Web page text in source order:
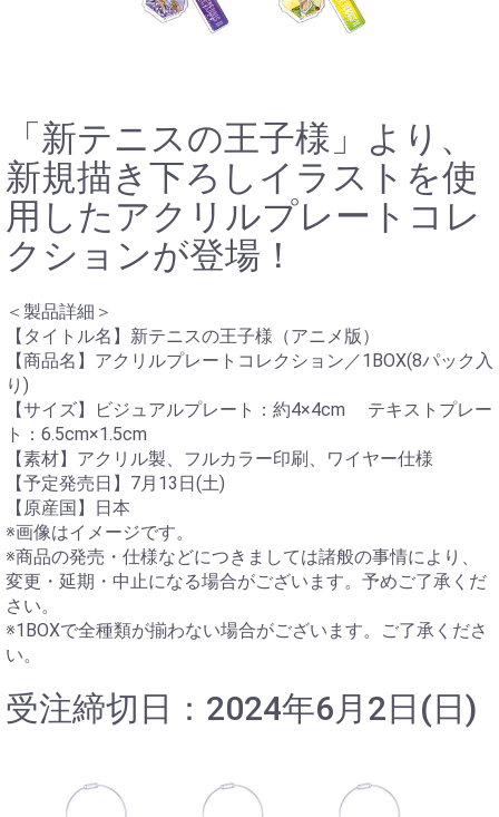
「新テニスの王子様」より、
新規描き下ろしイラストを使
用したアクリルプレートコレ
クションが登場！
＜製品詳細＞
【タイトル名】新テニスの王子様（アニメ版）
【商品名】アクリルプレートコレクション／1BOX(8パック入
り)
【サイズ】ビジュアルプレート：約4×4cm テキストプレー
ト：6.5cm×1.5cm
【素材】アクリル製、フルカラー印刷、ワイヤー仕様
【予定発売日】7月13日(土)
【原産国】日本
※画像はイメージです。
※商品の発売・仕様などにつきましては諸般の事情により、
変更・延期・中止になる場合がございます。予めご了承くだ
さい。
※1BOXで全種類が揃わない場合がございます。ご了承くださ
い。
受注締切日：2024年6月2日(日)